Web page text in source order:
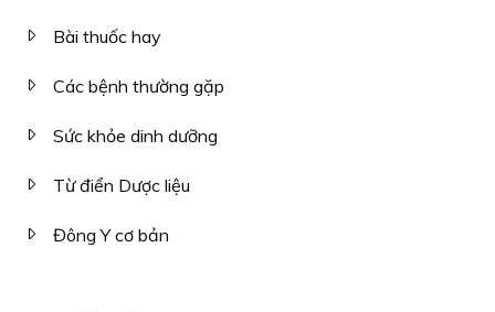
Bài thuốc hay
Các bệnh thường gặp
Sức khỏe dinh dưỡng
Từ điển Dược liệu
Đông Y cơ bản